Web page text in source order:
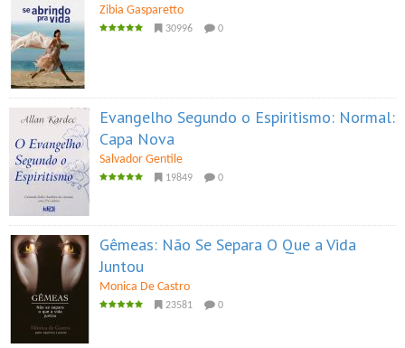
Zibia Gasparetto
30996 0
Evangelho Segundo o Espiritismo: Normal:
Capa Nova
Salvador Gentile
19849 0
Gêmeas: Não Se Separa O Que a Vida
Juntou
Monica De Castro
23581 0